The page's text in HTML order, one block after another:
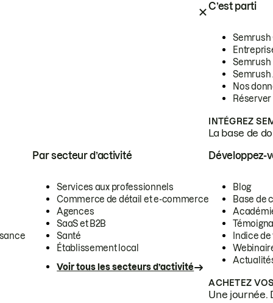
C’est parti
Semrush
Semrush
Semrush
Nos
INTÉGREZ
La base de
Par secteur d’activité
Services aux professionnels
Commerce de détail et e-commerce
Agences
SaaS et B2B
Santé
Établissement local
Voir tous les secteurs d’activité
Développez-
Blog
Base de
Indice
ACHETEZ
Une journée.